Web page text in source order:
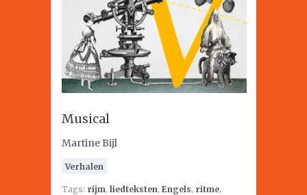
Musical
Martine Bijl
Verhalen
Tags: rijm, liedteksten, Engels, ritme,